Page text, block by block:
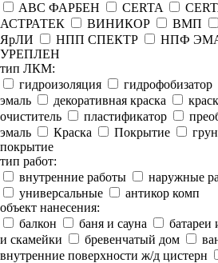
ABC ФАРБЕН
CERTA
АСТРАТЕК
ВИНИКОР ВМП
ЯрЛИ
НПП СПЕКТР НПФ
УРЕПЛЕН
тип ЛКМ:
гидроизоляция
гидрофобизатор
эмаль
декоративная краска
очиститель
пластификатор
эмаль
Краска Покрытие
покрытие
тип работ:
внутренние работы
наружные
универсальные
антикор комп
объект нанесения:
балкон
баня и сауна батареи
и скамейки
бревенчатый дом
внутренние поверхности ж/д цистерн